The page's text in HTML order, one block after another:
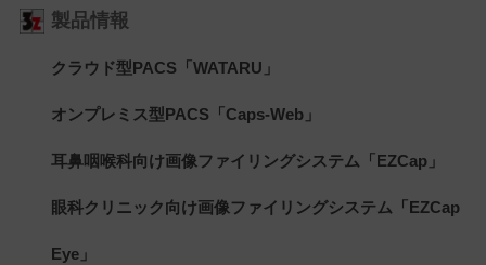
製品情報
クラウド型PACS「WATARU」
オンプレミス型PACS「Caps-Web」
耳鼻咽喉科向け画像ファイリングシステム「EZCap」
眼科クリニック向け画像ファイリングシステム「EZCap
Eye」